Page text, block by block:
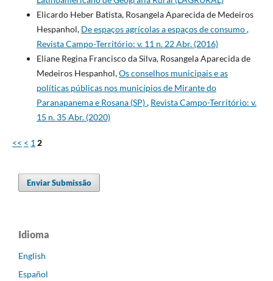
Elicardo Heber Batista, Rosangela Aparecida de Medeiros
Hespanhol, De espaços agrícolas a espaços de consumo,
Revista Campo-Território: v. 11 n. 22 Abr. (2016)
Eliane Regina Francisco da Silva, Rosangela Aparecida de
Medeiros Hespanhol,Os conselhos municipais e as
políticas públicas nos municípios de Mirante do
Paranapanema e Rosana (SP), Revista Campo-Território: v.
15 n. 35 Abr. (2020)
<< < 1 2
Enviar Submissão
Idioma
English
Español